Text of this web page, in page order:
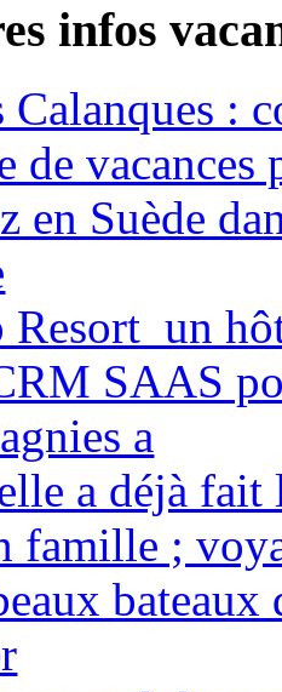
infos
Calanques :
de vacances
en Suède
Resort un
SAAS
a
a déjà
famille ;
bateaux